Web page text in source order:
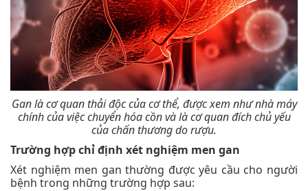
Gan là cơ quan thải độc của cơ thể, được xem như nhà máy
chính của việc chuyển hóa cồn và là cơ quan đích chủ yếu
của chấn thương do rượu.
Trường hợp chỉ định xét nghiệm men gan
Xét nghiệm men gan thường được yêu cầu cho người
bệnh trong những trường hợp sau: